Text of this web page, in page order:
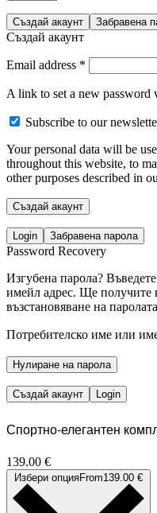
Създай акаунт Забравена
Създай акаунт
Email address *
A link to set a new password
Subscribe to our
Your personal data will be
throughout this website, to
other purposes described in
Създай акаунт
Login Забравена парола
Password Recovery
Изгубена парола?
имейл адрес. Ще получите
възстановяване на
Потребителско име или
Нулиране на парола
Създай акаунт Login
Спортно-елегантен
139.00 €
Избери опцияFrom139.00 €